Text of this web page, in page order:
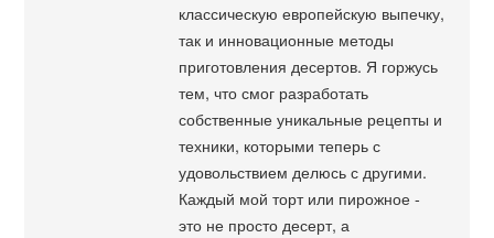
классическую европейскую выпечку,
так и инновационные методы
приготовления десертов. Я горжусь
тем, что смог разработать
собственные уникальные рецепты и
техники, которыми теперь с
удовольствием делюсь с другими.
Каждый мой торт или пирожное -
это не просто десерт, а